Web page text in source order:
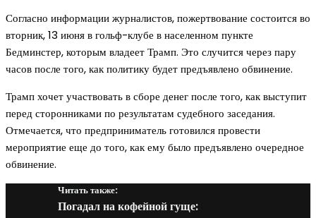
Согласно информации журналистов, пожертвование состоится во
вторник, 13 июня в гольф-клубе в населенном пункте
Бедминстер, которым владеет Трамп. Это случится через пару
часов после того, как политику будет предъявлено обвинение.
Трамп хочет участвовать в сборе денег после того, как выступит
перед сторонниками по результатам судебного заседания.
Отмечается, что предприниматель готовился провести
мероприятие еще до того, как ему было предъявлено очередное
обвинение.
Читать также:
Погадал на кофейной гуще: